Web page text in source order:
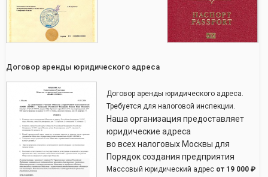
Договор аренды юридического адреса
Договор аренды юридического адреса.
Требуется для налоговой инспекции.
Наша организация предоставляет
юридические адреса
во всех налоговых Москвы для
Порядок создания предприятия
Массовый юридический адрес от 19 000 ₽